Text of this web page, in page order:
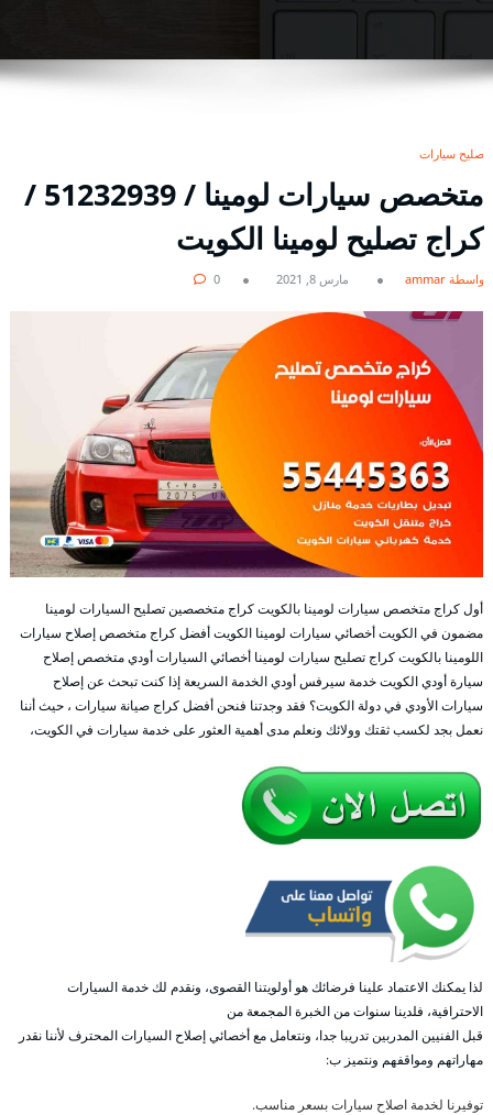
تصليح سيارات
متخصص سيارات لومينا / 51232939‬ /
كراج تصليح لومينا الكويت
بواسطة ammar مارس 8, 2021 0
أول كراج متخصص سيارات لومينا بالكويت كراج متخصصين تصليح السيارات لومينا
مضمون في الكويت أخصائي سيارات لومينا الكويت أفضل كراج متخصص إصلاح سيارات
اللومينا بالكويت كراج تصليح سيارات لومينا أخصائي السيارات أودي متخصص إصلاح
سيارة أودي الكويت خدمة سيرفس أودي الخدمة السريعة إذا كنت تبحث عن إصلاح
سيارات الأودي في دولة الكويت؟ فقد وجدتنا فنحن أفضل كراج صيانة سيارات ، حيث أننا
نعمل بجد لكسب ثقتك وولائك ونعلم مدى أهمية العثور على خدمة سيارات في الكويت،
لذا يمكنك الاعتماد علينا فرضائك هو أولويتنا القصوى، ونقدم لك خدمة السيارات
الاحترافية، فلدينا سنوات من الخبرة المجمعة من
قبل الفنيين المدربين تدريبا جدا، ونتعامل مع أخصائي إصلاح السيارات المحترف لأننا نقدر
مهاراتهم ومواقفهم ونتميز ب:
توفيرنا لخدمة اصلاح سيارات بسعر مناسب.